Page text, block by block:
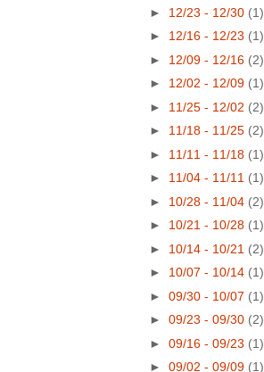
► 12/23 - 12/30 (1)
► 12/16 - 12/23 (1)
► 12/09 - 12/16 (2)
► 12/02 - 12/09 (1)
► 11/25 - 12/02 (2)
► 11/18 - 11/25 (2)
► 11/11 - 11/18 (1)
► 11/04 - 11/11 (1)
► 10/28 - 11/04 (2)
► 10/21 - 10/28 (1)
► 10/14 - 10/21 (2)
► 10/07 - 10/14 (1)
► 09/30 - 10/07 (1)
► 09/23 - 09/30 (2)
► 09/16 - 09/23 (1)
► 09/02 - 09/09 (1)